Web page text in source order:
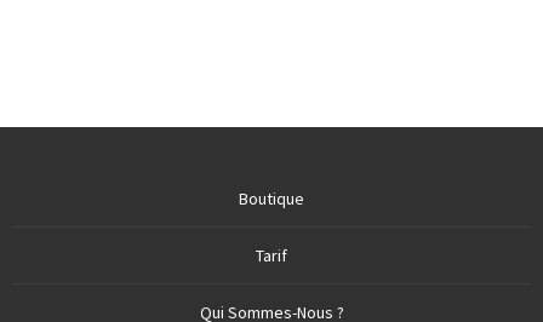
Boutique
Tarif
Qui Sommes-Nous ?